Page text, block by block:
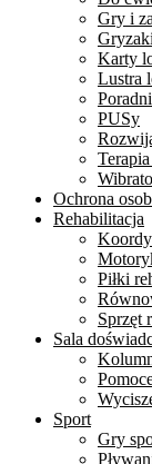
Gry i
Karty
Lustra
PUSy
Ochrona
Rehabilitacja
Piłki
Sprzęt
Sala
Sport
Gry